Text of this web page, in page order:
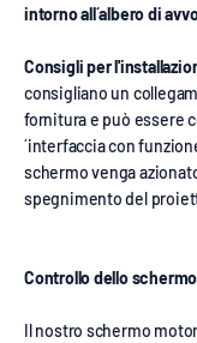
intorno all´albero di
Consigli per
consigliano un
fornitura e può essere
´interfaccia con
schermo venga
spegnimento del
Controllo dello
Il nostro schermo